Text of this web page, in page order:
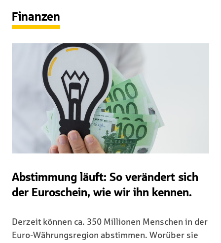
Finanzen
Abstimmung läuft: So verändert sich
der Euroschein, wie wir ihn kennen.
Derzeit können ca. 350 Millionen Menschen in der
Euro-Währungsregion abstimmen. Worüber sie